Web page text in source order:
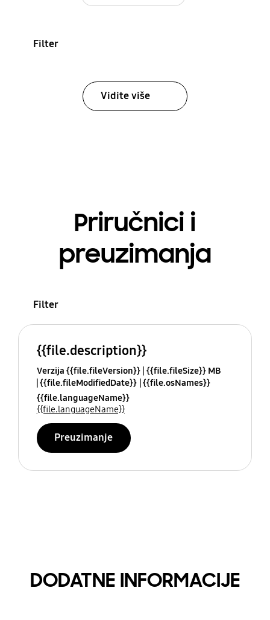
Filter
Vidite više
Priručnici i
preuzimanja
Filter
{{file.description}}
Verzija {{file.fileVersion}} {{file.fileSize}} MB
{{file.fileModifiedDate}} {{file.osNames}}
{{file.languageName}}
{{file.languageName}}
Preuzimanje
DODATNE INFORMACIJE